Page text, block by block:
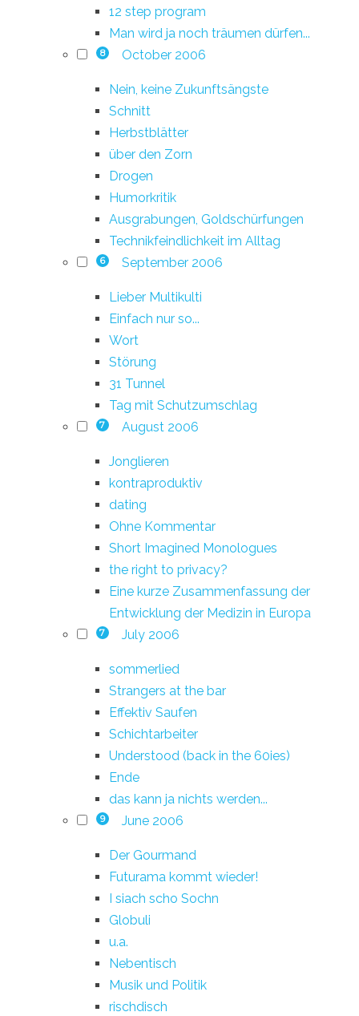
12 step program
Man wird ja noch träumen dürfen...
8 October 2006
Nein, keine Zukunftsängste
Schnitt
Herbstblätter
über den Zorn
Drogen
Humorkritik
Ausgrabungen, Goldschürfungen
Technikfeindlichkeit im Alltag
6 September 2006
Lieber Multikulti
Einfach nur so...
Wort
Störung
31 Tunnel
Tag mit Schutzumschlag
7 August 2006
Jonglieren
kontraproduktiv
dating
Ohne Kommentar
Short Imagined Monologues
the right to privacy?
Eine kurze Zusammenfassung der
Entwicklung der Medizin in Europa
7 July 2006
sommerlied
Strangers at the bar
Effektiv Saufen
Schichtarbeiter
Understood (back in the 60ies)
Ende
das kann ja nichts werden...
9 June 2006
Der Gourmand
Futurama kommt wieder!
I siach scho Sochn
Globuli
u.a.
Nebentisch
Musik und Politik
rischdisch